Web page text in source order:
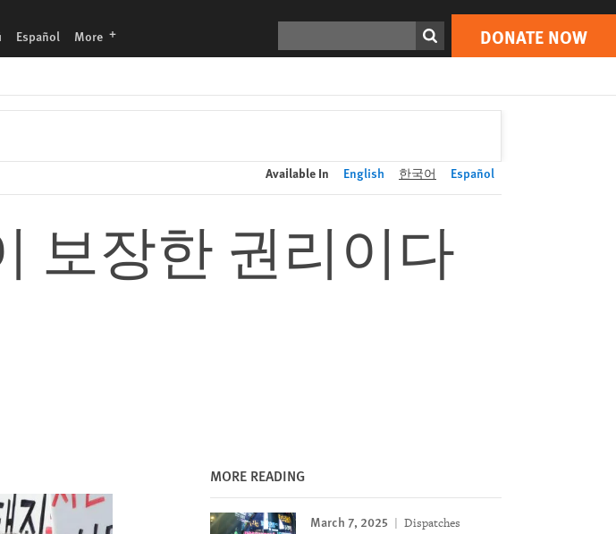
Español More languages DONATE NOW
Print DONATE NOW
Available In English 한국어 Español
보장한 권리이다
MORE READING
March 7, 2025 Dispatches